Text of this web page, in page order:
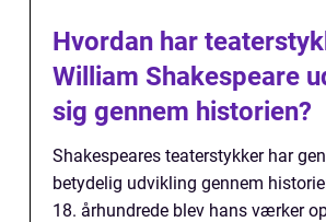
Hvordan har
William Shakespeare
sig gennem historien?
Shakespeares teaterstykker har
betydelig udvikling gennem
18. århundrede blev hans værker